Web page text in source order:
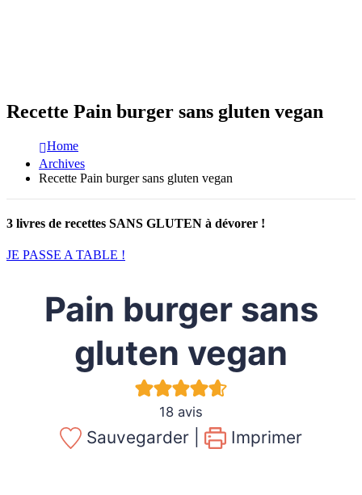
Recette Pain burger sans gluten vegan
Home
Archives
Recette Pain burger sans gluten vegan
3 livres de recettes SANS GLUTEN à dévorer !
JE PASSE A TABLE !
Pain burger sans
gluten vegan
18 avis
Sauvegarder | Imprimer